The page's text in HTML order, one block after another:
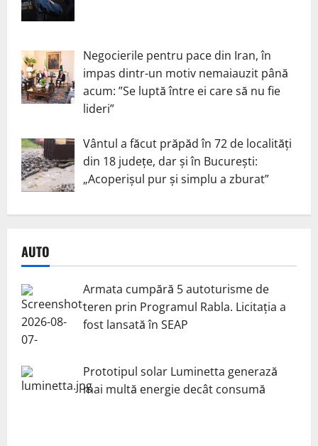
Negocierile pentru pace din Iran, în
impas dintr-un motiv nemaiauzit până
acum: ”Se luptă între ei care să nu fie
lideri”
Vântul a făcut prăpăd în 72 de localități
din 18 județe, dar și în București:
„Acoperișul pur și simplu a zburat”
AUTO
Armata cumpără 5 autoturisme de
teren prin Programul Rabla. Licitația a
fost lansată în SEAP
Prototipul solar Luminetta generază
mai multă energie decât consumă